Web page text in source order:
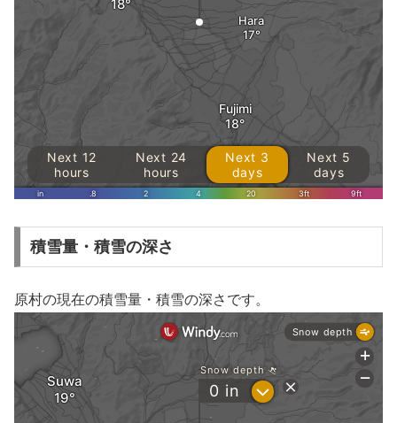
積雪量・積雪の深さ
原村の現在の積雪量・積雪の深さです。